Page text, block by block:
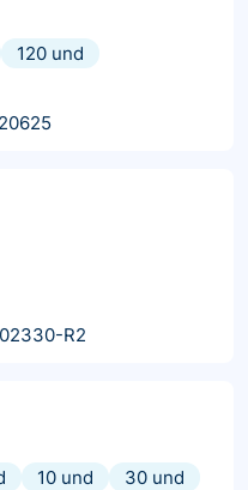
120 und
R2
10 und
30 und